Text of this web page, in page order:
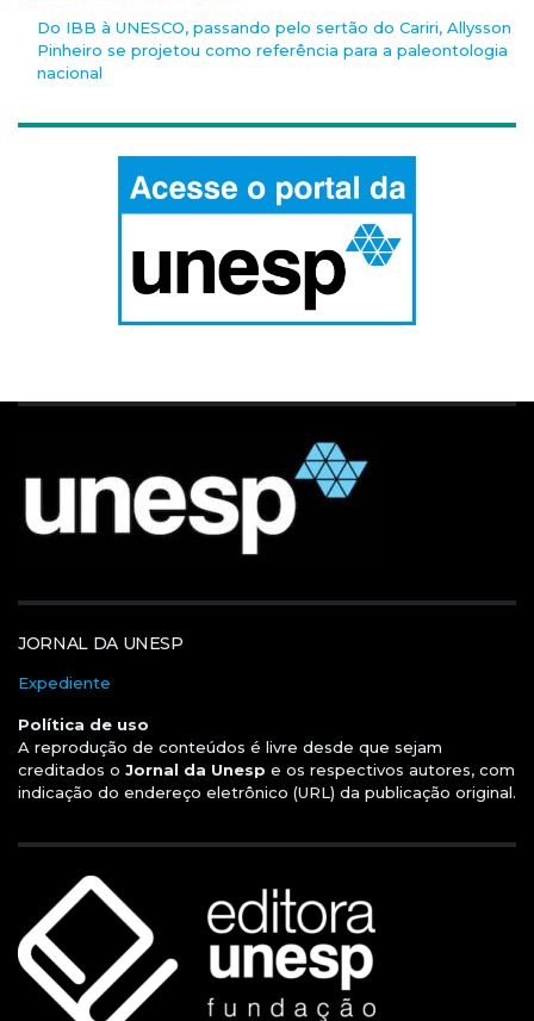
Do IBB à UNESCO, passando pelo sertão do Cariri, Allysson
Pinheiro se projetou como referência para a paleontologia
nacional
JORNAL DA UNESP
Expediente
Política de uso
A reprodução de conteúdos é livre desde que sejam
creditados o Jornal da Unesp e os respectivos autores, com
indicação do endereço eletrônico (URL) da publicação original.